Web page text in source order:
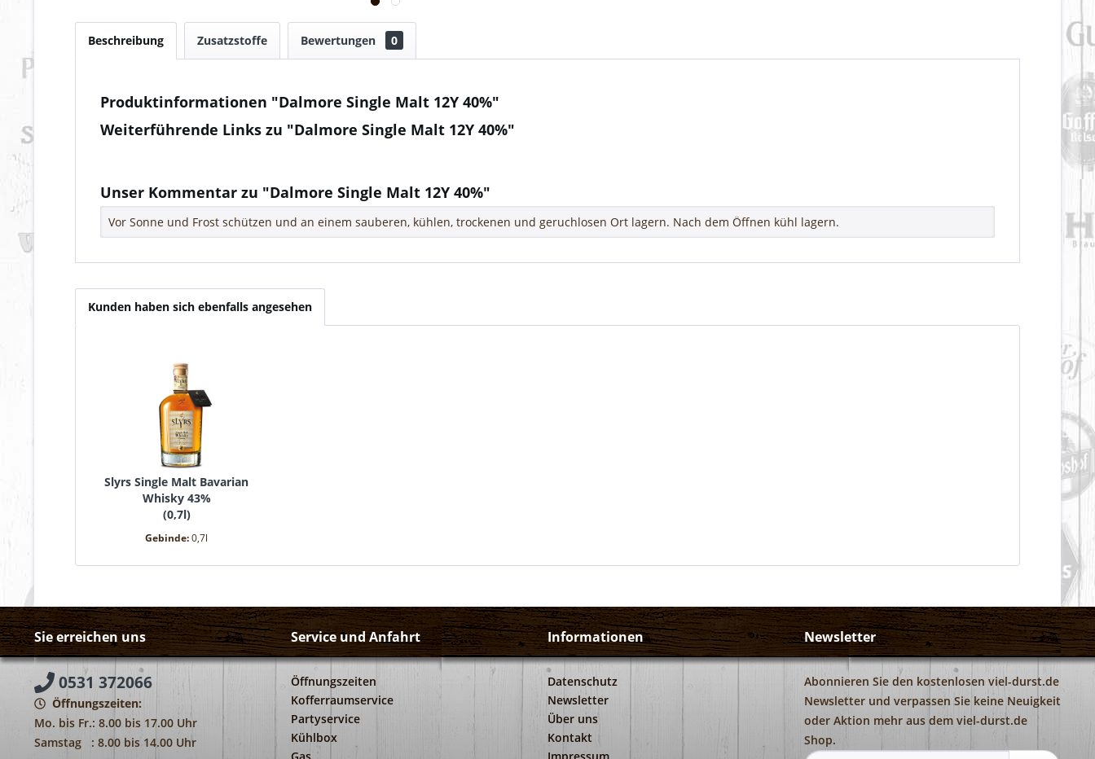
Beschreibung Zusatzstoffe Bewertungen 0
Produktinformationen "Dalmore Single Malt 12Y 40%"
Weiterführende Links zu "Dalmore Single Malt 12Y 40%"
Unser Kommentar zu "Dalmore Single Malt 12Y 40%"
Vor Sonne und Frost schützen und an einem sauberen, kühlen, trockenen und geruchlosen Ort lagern. Nach dem Öffnen kühl lagern.
Kunden haben sich ebenfalls angesehen
Slyrs Single Malt Bavarian
Whisky 43%
(0,7l)
Gebinde:0,7l
Sie erreichen uns
0531 372066
Öffnungszeiten:
Mo. bis Fr.: 8.00 bis 17.00 Uhr
Samstag : 8.00 bis 14.00 Uhr
Service und Anfahrt
Öffnungszeiten
Kofferraumservice
Partyservice
Kühlbox
Informationen
Datenschutz
Newsletter
Über uns
Kontakt
Newsletter
Abonnieren Sie den kostenlosen viel-durst.de
Newsletter und verpassen Sie keine Neuigkeit
oder Aktion mehr aus dem viel-durst.de
Shop.